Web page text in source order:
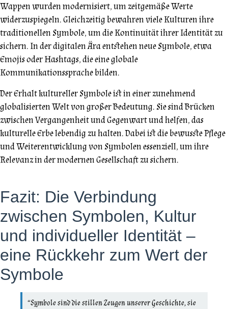
Wappen wurden modernisiert, um zeitgemäße Werte
widerzuspiegeln. Gleichzeitig bewahren viele Kulturen ihre
traditionellen Symbole, um die Kontinuität ihrer Identität zu
sichern. In der digitalen Ära entstehen neue Symbole, etwa
Emojis oder Hashtags, die eine globale
Kommunikationssprache bilden.
Der Erhalt kultureller Symbole ist in einer zunehmend
globalisierten Welt von großer Bedeutung. Sie sind Brücken
zwischen Vergangenheit und Gegenwart und helfen, das
kulturelle Erbe lebendig zu halten. Dabei ist die bewusste Pflege
und Weiterentwicklung von Symbolen essenziell, um ihre
Relevanz in der modernen Gesellschaft zu sichern.
Fazit: Die Verbindung
zwischen Symbolen, Kultur
und individueller Identität –
eine Rückkehr zum Wert der
Symbole
“Symbole sind die stillen Zeugen unserer Geschichte, sie